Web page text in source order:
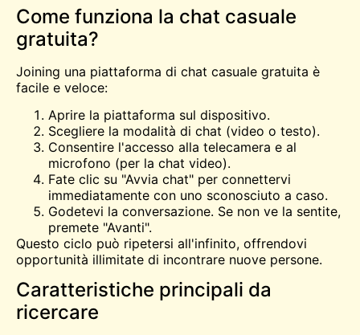
Come funziona la chat casuale
gratuita?
Joining una piattaforma di chat casuale gratuita è
facile e veloce:
Aprire la piattaforma sul dispositivo.
Scegliere la modalità di chat (video o testo).
Consentire l'accesso alla telecamera e al
microfono (per la chat video).
Fate clic su "Avvia chat" per connettervi
immediatamente con uno sconosciuto a caso.
Godetevi la conversazione. Se non ve la sentite,
premete "Avanti".
Questo ciclo può ripetersi all'infinito, offrendovi
opportunità illimitate di incontrare nuove persone.
Caratteristiche principali da
ricercare